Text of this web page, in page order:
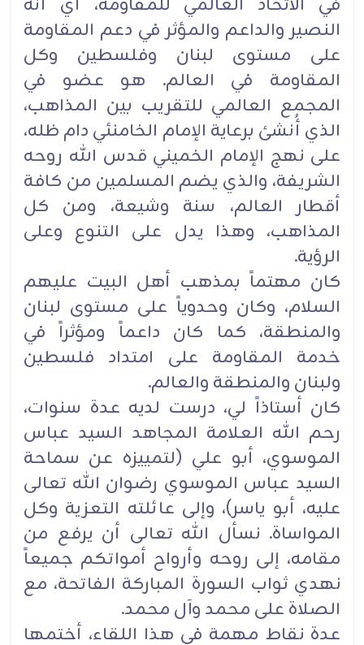
‏النصير والداعم والمؤثر في دعم المقاومة
على مستوى لبنان وفلسطين وكل
المقاومة في العالم. هو عضو في
المجمع ‏العالمي للتقريب بين المذاهب،
الذي أُنشئ برعاية الإمام الخامنئي دام ظله،
على نهج الإمام الخميني قدس الله روحه
‏الشريفة، والذي يضم المسلمين من كافة
أقطار العالم، سنة وشيعة، ومن كل
المذاهب، وهذا يدل على التنوع وعلى
‏الرؤية‎.‎
كان مهتماً بمذهب أهل البيت عليهم
السلام، وكان وحدوياً على مستوى لبنان
والمنطقة، كما كان داعماً ومؤثراً في
‏خدمة المقاومة على امتداد فلسطين
ولبنان والمنطقة والعالم‎.‎
كان أستاذاً لي، درست لديه عدة سنوات،
رحم الله العلامة المجاهد السيد عباس
الموسوي، أبو علي (لتمييزه عن ‏سماحة
السيد عباس الموسوي رضوان الله تعالى
عليه، أبو ياسر)، وإلى عائلته التعزية وكل
المواساة. نسأل الله تعالى ‏أن يرفع من
مقامه، إلى روحه وأرواح أمواتكم جميعاً
نهدي ثواب السورة المباركة الفاتحة، مع
الصلاة على محمد وآل ‏محمد‎.‎
عدة نقاط مهمة في هذا اللقاء، أختمها